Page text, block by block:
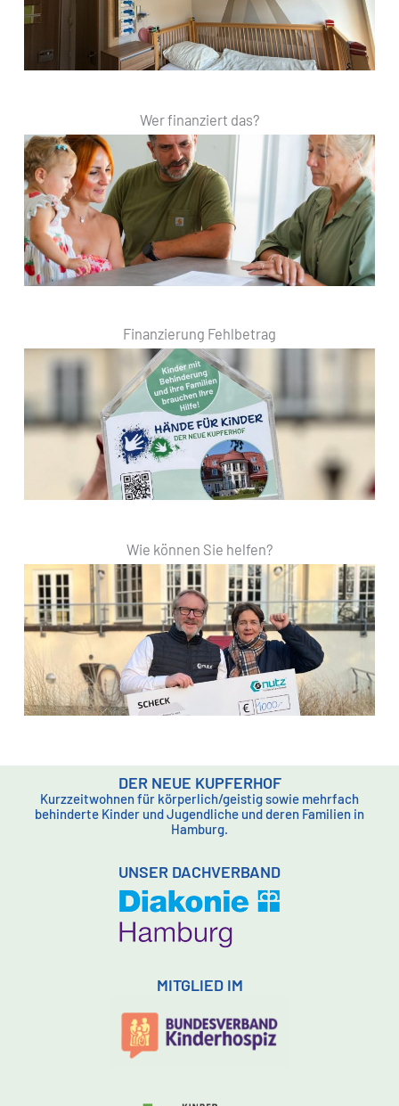
Wer finanziert das?
Finanzierung Fehlbetrag
Wie können Sie helfen?
DER NEUE KUPFERHOF
Kurzzeitwohnen für körperlich/geistig sowie mehrfach
behinderte Kinder und Jugendliche und deren Familien in
Hamburg.
UNSER DACHVERBAND
MITGLIED IM